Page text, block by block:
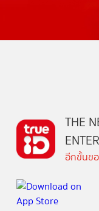
THE
อีกขั้นข